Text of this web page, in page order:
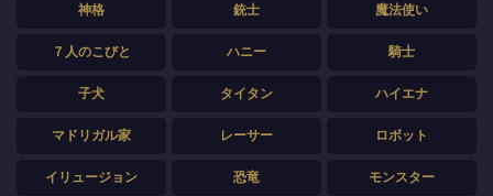
神格 銃士 魔法使い
７人のこびと ハニー 騎士
子犬 タイタン ハイエナ
マドリガル家 レーサー ロボット
イリュージョン 恐竜 モンスター